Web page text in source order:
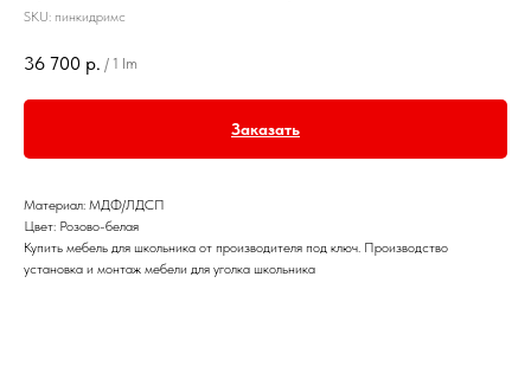
SKU: пинкидримс
36 700 р. / 1 lm
Заказать
Материал: МДФ/ЛДСП
Цвет: Розово-белая
Купить мебель для школьника от производителя под ключ. Производство
установка и монтаж мебели для уголка школьника